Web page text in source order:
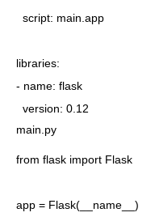
  script: main.app
libraries:
- name: flask
main.py
from flask import Flask
app = Flask(__name__)